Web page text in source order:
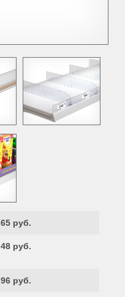
руб.
руб.
руб.